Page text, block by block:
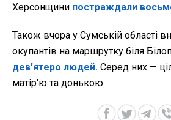
Херсонщини постраждали
Також вчора у Сумській області
окупантів на маршрутку біля
дев'ятеро людей. Серед них —
матір'ю та донькою.